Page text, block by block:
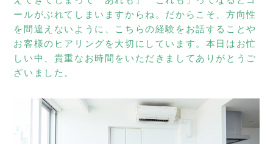
ールがぶれてしまいますからね。だからこそ、方向性
を間違えないように、こちらの経験をお話することや
お客様のヒアリングを大切にしています。本日はお忙
しい中、貴重なお時間をいただきましてありがとうご
ざいました。